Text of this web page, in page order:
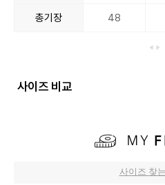
총기장 48
사이즈 비교